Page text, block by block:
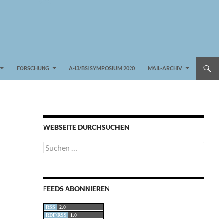
FORSCHUNG A-I3/BSI SYMPOSIUM 2020 MAIL-ARCHIV
WEBSEITE DURCHSUCHEN
Suchen
nach:
FEEDS ABONNIEREN
RSS
2.0
RDF/RSS
1.0